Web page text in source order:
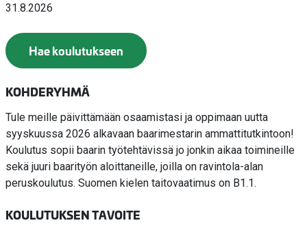
31.8.2026
Hae koulutukseen
KOHDERYHMÄ
Tule meille päivittämään osaamistasi ja oppimaan uutta
syyskuussa 2026 alkavaan baarimestarin ammattitutkintoon!
Koulutus sopii baarin työtehtävissä jo jonkin aikaa toimineille
sekä juuri baarityön aloittaneille, joilla on ravintola-alan
peruskoulutus. Suomen kielen taitovaatimus on B1.1.
KOULUTUKSEN TAVOITE